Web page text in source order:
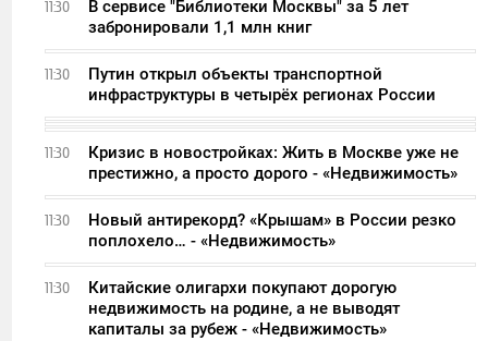
11:30
В сервисе "Библиотеки Москвы" за 5 лет
забронировали 1,1 млн книг
11:30
Путин открыл объекты транспортной
инфраструктуры в четырёх регионах России
11:30
Кризис в новостройках: Жить в Москве уже не
престижно, а просто дорого - «Недвижимость»
11:30
Новый антирекорд? «Крышам» в России резко
поплохело… - «Недвижимость»
11:30
Китайские олигархи покупают дорогую
недвижимость на родине, а не выводят
капиталы за рубеж - «Недвижимость»